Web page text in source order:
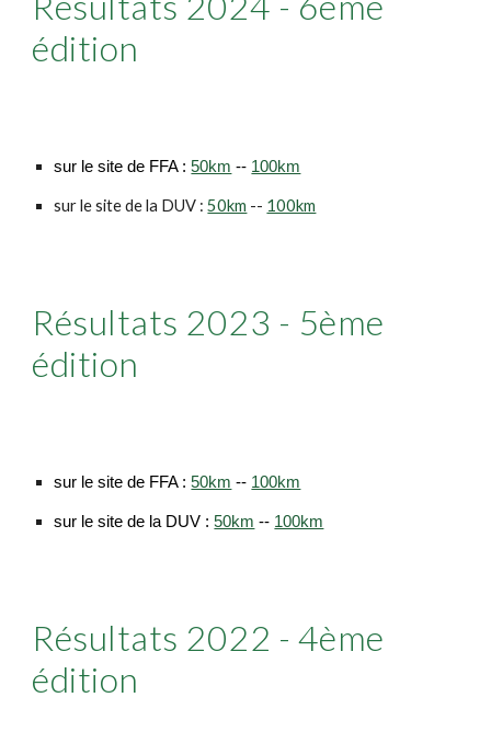
édition
sur le site de FFA :50km -- 100km
sur le site de la DUV :50km -- 100km
Résultats 2023 - 5ème
édition
sur le site de FFA :50km -- 100km
sur le site de la DUV :50km -- 100km
Résultats 2022 - 4ème
édition